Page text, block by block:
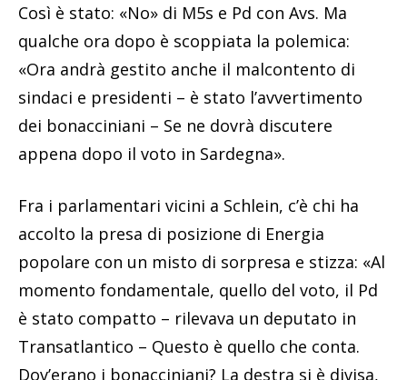
Così è stato: «No» di M5s e Pd con Avs. Ma
qualche ora dopo è scoppiata la polemica:
«Ora andrà gestito anche il malcontento di
sindaci e presidenti – è stato l’avvertimento
dei bonacciniani – Se ne dovrà discutere
appena dopo il voto in Sardegna».
Fra i parlamentari vicini a Schlein, c’è chi ha
accolto la presa di posizione di Energia
popolare con un misto di sorpresa e stizza: «Al
momento fondamentale, quello del voto, il Pd
è stato compatto – rilevava un deputato in
Transatlantico – Questo è quello che conta.
Dov’erano i bonacciniani? La destra si è divisa,